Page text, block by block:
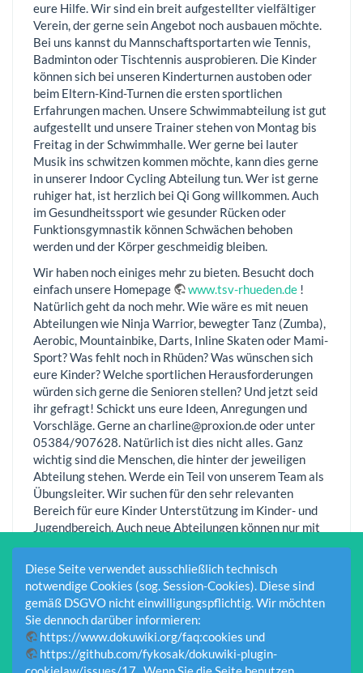
eure Hilfe. Wir sind ein breit aufgestellter vielfältiger
Verein, der gerne sein Angebot noch ausbauen möchte.
Bei uns kannst du Mannschaftsportarten wie Tennis,
Badminton oder Tischtennis ausprobieren. Die Kinder
können sich bei unseren Kinderturnen austoben oder
beim Eltern-Kind-Turnen die ersten sportlichen
Erfahrungen machen. Unsere Schwimmabteilung ist gut
aufgestellt und unsere Trainer stehen von Montag bis
Freitag in der Schwimmhalle. Wer gerne bei lauter
Musik ins schwitzen kommen möchte, kann dies gerne
in unserer Indoor Cycling Abteilung tun. Wer ist gerne
ruhiger hat, ist herzlich bei Qi Gong willkommen. Auch
im Gesundheitssport wie gesunder Rücken oder
Funktionsgymnastik können Schwächen behoben
werden und der Körper geschmeidig bleiben.
Wir haben noch einiges mehr zu bieten. Besucht doch
einfach unsere Homepage
www.tsv-rhueden.de !
Natürlich geht da noch mehr. Wie wäre es mit neuen
Abteilungen wie Ninja Warrior, bewegter Tanz (Zumba),
Aerobic, Mountainbike, Darts, Inline Skaten oder Mami-
Sport? Was fehlt noch in Rhüden? Was wünschen sich
eure Kinder? Welche sportlichen Herausforderungen
würden sich gerne die Senioren stellen? Und jetzt seid
ihr gefragt! Schickt uns eure Ideen, Anregungen und
Vorschläge. Gerne an charline@proxion.de oder unter
05384/907628. Natürlich ist dies nicht alles. Ganz
wichtig sind die Menschen, die hinter der jeweiligen
Abteilung stehen. Werde ein Teil von unserem Team als
Übungsleiter. Wir suchen für den sehr relevanten
Bereich für eure Kinder Unterstützung im Kinder- und
Jugendbereich. Auch neue Abteilungen können nur mit
engagierten Menschen, die gerne Sport machen
existieren. Wir unterstützen Dich gerne, indem wir Dich
fördern und Fortbildungen und Schulungen anbieten.
Von Rhüdenern für Rhüdenern! Lasst uns gemeinsam
ein attraktives Sportprogramm gestalten.
Diese Seite verwendet ausschließlich technisch
notwendige Cookies (sog. Session-Cookies). Diese sind
gemäß DSGVO nicht einwilligungspflichtig. Wir möchten
Sie dennoch darüber informieren:
https://www.dokuwiki.org/faq:cookies und
https://github.com/fykosak/dokuwiki-plugin-